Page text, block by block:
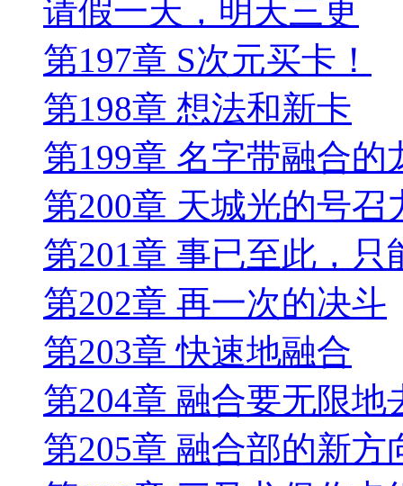
请假一天，明天三更
第197章 S次元买卡！
第198章 想法和新卡
第199章 名字带融合的
第200章 天城光的号召
第201章 事已至此，只
第202章 再一次的决斗
第203章 快速地融合
第204章 融合要无限地
第205章 融合部的新方